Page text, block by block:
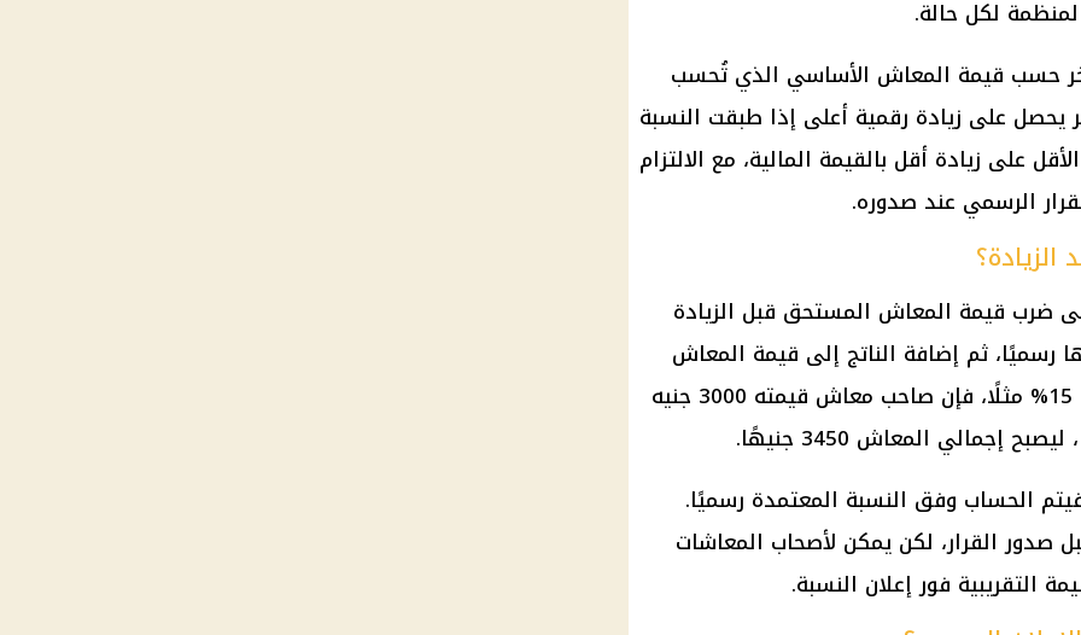
لكل حالة.
حسب قيمة المعاش الأساسي الذي تُحسب
يحصل على زيادة رقمية أعلى إذا طبقت النسبة
على زيادة أقل بالقيمة المالية، مع الالتزام
الرسمي عند صدوره.
ضرب قيمة المعاش المستحق قبل الزيادة
رسميًا، ثم إضافة الناتج إلى قيمة المعاش
الأصلي. فإذا كانت النسبة النهائية 15% مثلًا، فإن صاحب معاش قيمته 3000 جنيه
الحساب وفق النسبة المعتمدة رسميًا.
صدور القرار، لكن يمكن لأصحاب المعاشات
التقريبية فور إعلان النسبة.